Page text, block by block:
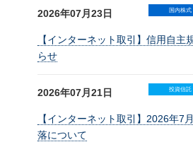
2026年07月23日 国内株式
【インターネット取引】信用自主
らせ
2026年07月21日 投資信託
【インターネット取引】2026年7
落について